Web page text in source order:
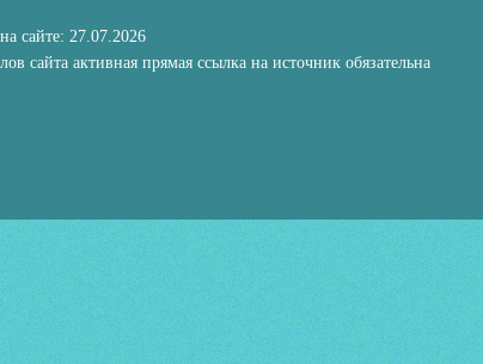
сайте: 27.07.2026
сайта активная прямая ссылка на источник обязательна